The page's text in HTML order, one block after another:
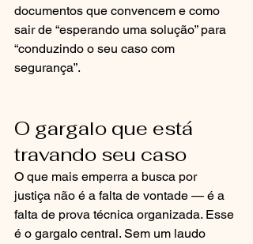
documentos que convencem e como
sair de “esperando uma solução” para
“conduzindo o seu caso com
segurança”.
O gargalo que está
travando seu caso
O que mais emperra a busca por
justiça não é a falta de vontade — é a
falta de prova técnica organizada. Esse
é o gargalo central. Sem um laudo